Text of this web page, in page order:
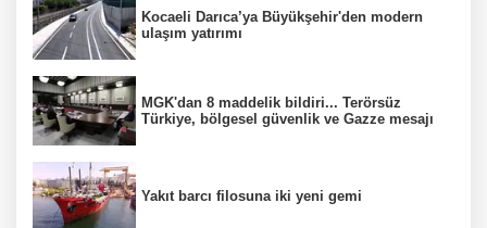
Kocaeli Darıca’ya Büyükşehir'den modern
ulaşım yatırımı
MGK'dan 8 maddelik bildiri... Terörsüz
Türkiye, bölgesel güvenlik ve Gazze mesajı
Yakıt barcı filosuna iki yeni gemi